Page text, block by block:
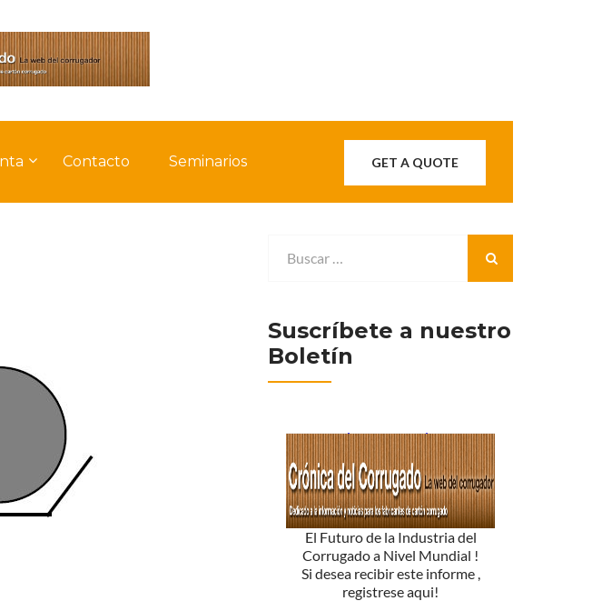
Contacto Seminarios GET A QUOTE
Suscríbete a nuestro
Boletín
El Futuro de la Industria del
Corrugado a Nivel Mundial !
Si desea recibir este informe ,
registrese aqui!